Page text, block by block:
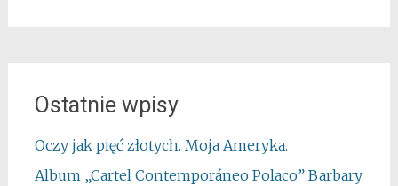
Ostatnie wpisy
Oczy jak pięć złotych. Moja Ameryka.
Album „Cartel Contemporáneo Polaco” Barbary